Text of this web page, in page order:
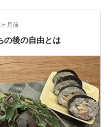
。 寂しがり屋なのに、こ
と来ない。 周囲に合わせ
気持ちが最優先に見え
月前
の後の自由とは